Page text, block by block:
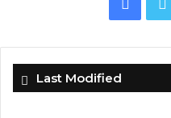
c
i
Last Modified